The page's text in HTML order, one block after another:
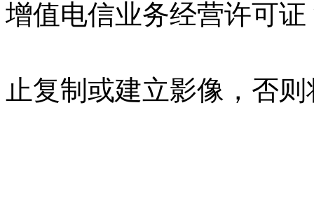
增值电信业务经营许可证
止复制或建立影像，否